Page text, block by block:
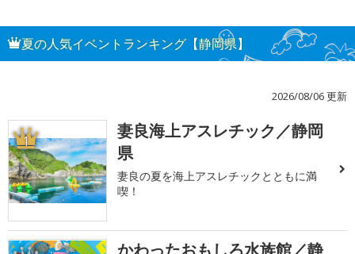
夏の人気イベントランキング【静岡県】
2026/08/06 更新
1
妻良海上アスレチック／静岡
県
妻良の夏を海上アスレチックとともに満
喫！
かわったおもしろ水族館／静